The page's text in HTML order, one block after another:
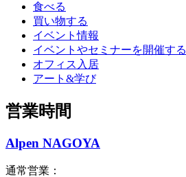
食べる
買い物する
イベント情報
イベントやセミナーを開催する
オフィス入居
アート&学び
営業時間
Alpen NAGOYA
通常営業：